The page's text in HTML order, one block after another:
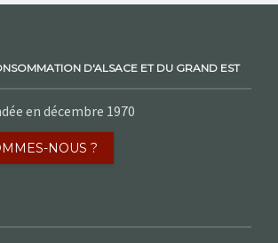
D'ALSACE ET DU GRAND EST
en décembre 1970
NOUS ?